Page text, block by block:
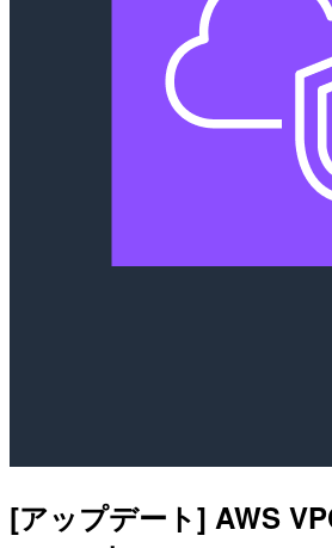
[アップデート] AWS